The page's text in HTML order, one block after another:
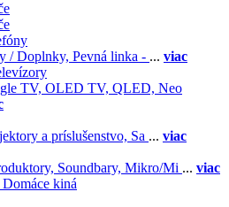
/ Doplnky, Pevná linka - ... viac
TV, OLED TV, QLED, Neo
a príslušenstvo, Sa ... viac
Soundbary, Mikro/Mi ... viac
Domáce kiná